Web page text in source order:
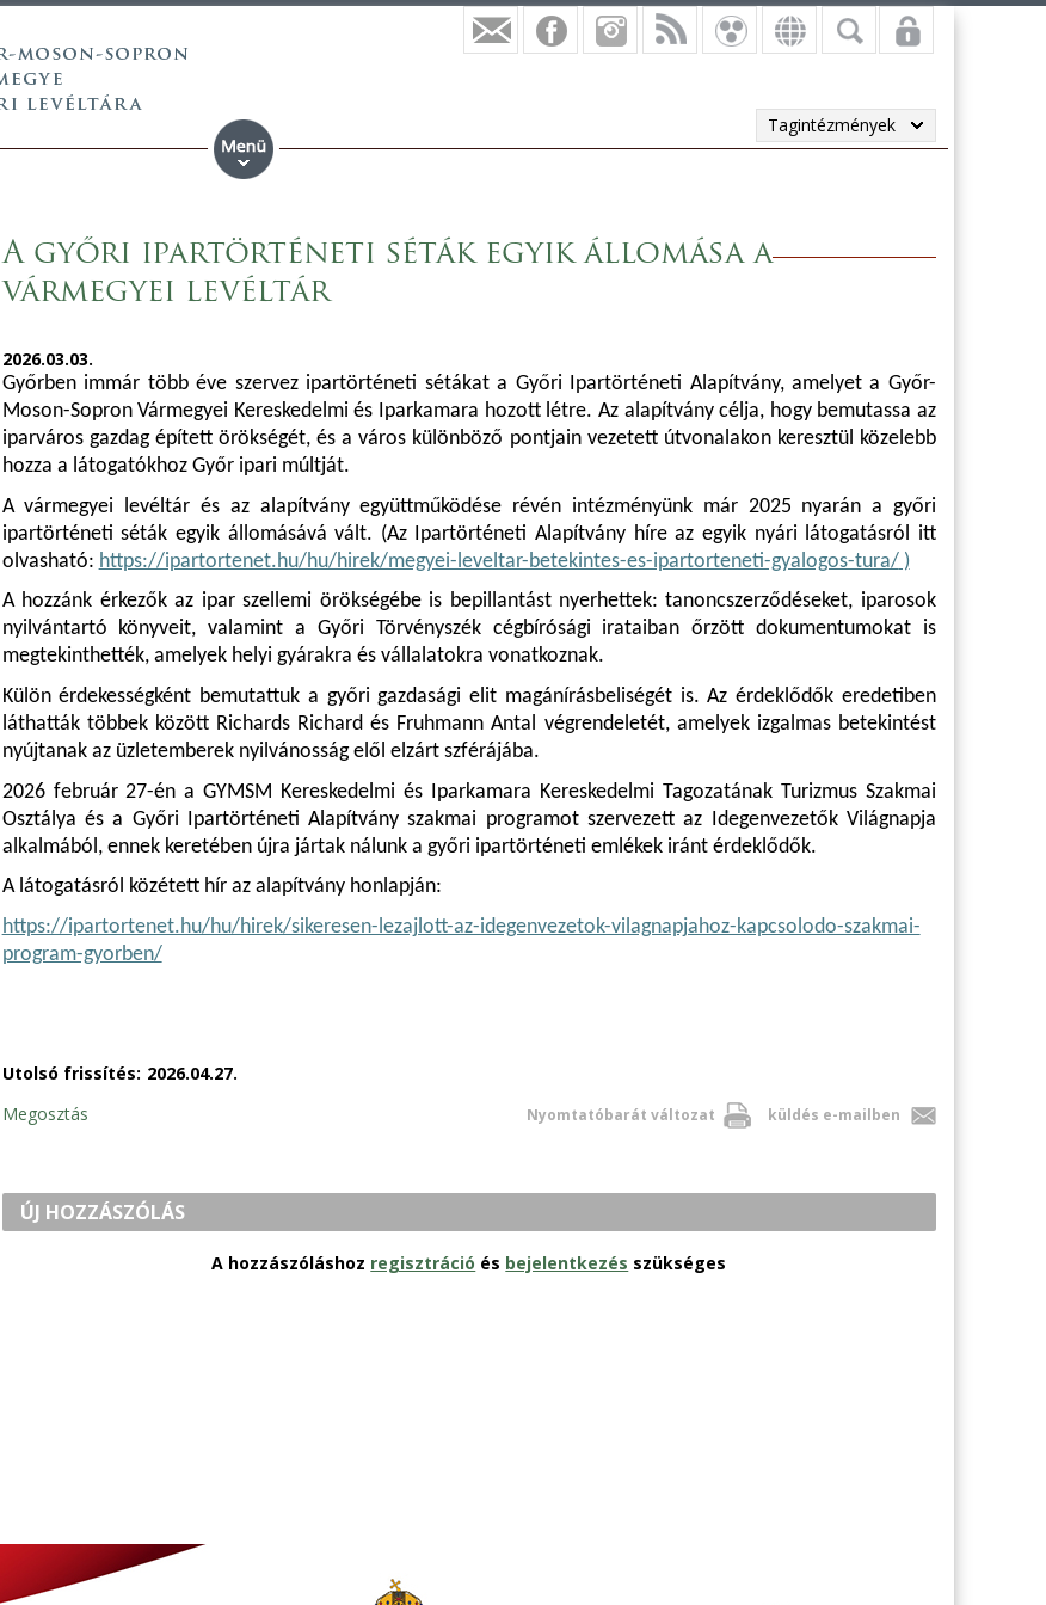
Tagintézmények
A győri ipartörténeti séták egyik állomása a
vármegyei levéltár
2026.03.03.
Győrben immár több éve szervez ipartörténeti sétákat a Győri Ipartörténeti Alapítvány, amelyet a Győr-
Moson-Sopron Vármegyei Kereskedelmi és Iparkamara hozott létre. Az alapítvány célja, hogy bemutassa az
iparváros gazdag épített örökségét, és a város különböző pontjain vezetett útvonalakon keresztül közelebb
hozza a látogatókhoz Győr ipari múltját.
A vármegyei levéltár és az alapítvány együttműködése révén intézményünk már 2025 nyarán a győri
ipartörténeti séták egyik állomásává vált. (Az Ipartörténeti Alapítvány híre az egyik nyári látogatásról itt
olvasható: https://ipartortenet.hu/hu/hirek/megyei-leveltar-betekintes-es-ipartorteneti-gyalogos-tura/)
A hozzánk érkezők az ipar szellemi örökségébe is bepillantást nyerhettek: tanoncszerződéseket, iparosok
nyilvántartó könyveit, valamint a Győri Törvényszék cégbírósági irataiban őrzött dokumentumokat is
megtekinthették, amelyek helyi gyárakra és vállalatokra vonatkoznak.
Külön érdekességként bemutattuk a győri gazdasági elit magánírásbeliségét is. Az érdeklődők eredetiben
láthatták többek között Richards Richard és Fruhmann Antal végrendeletét, amelyek izgalmas betekintést
nyújtanak az üzletemberek nyilvánosság elől elzárt szférájába.
2026 február 27-én a GYMSM Kereskedelmi és Iparkamara Kereskedelmi Tagozatának Turizmus Szakmai
Osztálya és a Győri Ipartörténeti Alapítvány szakmai programot szervezett az Idegenvezetők Világnapja
alkalmából, ennek keretében újra jártak nálunk a győri ipartörténeti emlékek iránt érdeklődők.
A látogatásról közétett hír az alapítvány honlapján:
https://ipartortenet.hu/hu/hirek/sikeresen-lezajlott-az-idegenvezetok-vilagnapjahoz-kapcsolodo-szakmai-
program-gyorben/
Utolsó frissítés: 2026.04.27.
Nyomtatóbarát változat küldés e-mailben
Megosztás
ÚJ HOZZÁSZÓLÁS
A hozzászóláshoz regisztráció és bejelentkezés szükséges